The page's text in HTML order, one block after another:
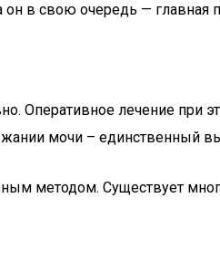
он в свою очередь — главная
Оперативное лечение при
мочи – единственный
методом. Существует